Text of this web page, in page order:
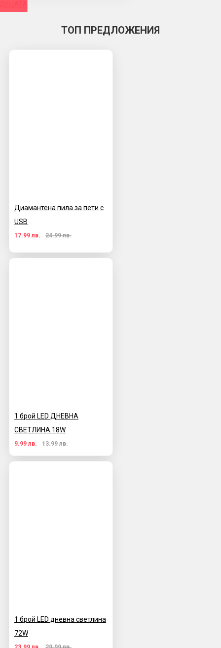
ТОП ПРЕДЛОЖЕНИЯ
Диамантена пила за пети с
USB
17.99 лв. 24.99 лв.
1 брой LED ДНЕВНА
СВЕТЛИНА 18W
9.99 лв. 13.99 лв.
1 брой LED дневна светлина
72W